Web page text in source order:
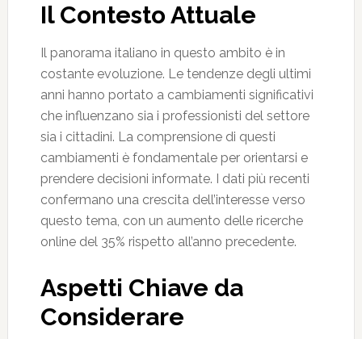
Il Contesto Attuale
Il panorama italiano in questo ambito è in
costante evoluzione. Le tendenze degli ultimi
anni hanno portato a cambiamenti significativi
che influenzano sia i professionisti del settore
sia i cittadini. La comprensione di questi
cambiamenti è fondamentale per orientarsi e
prendere decisioni informate. I dati più recenti
confermano una crescita dell’interesse verso
questo tema, con un aumento delle ricerche
online del 35% rispetto all’anno precedente.
Aspetti Chiave da
Considerare